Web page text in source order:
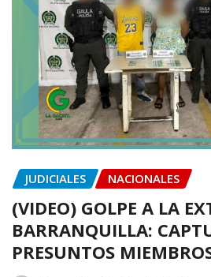
JUDICIALES NACIONALES
(VIDEO) GOLPE A LA
BARRANQUILLA:
PRESUNTOS